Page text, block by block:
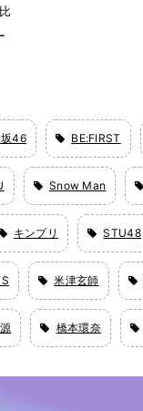
46 BE:FIRST
Snow Man
キンプリ STU48
米津玄師
橋本環奈